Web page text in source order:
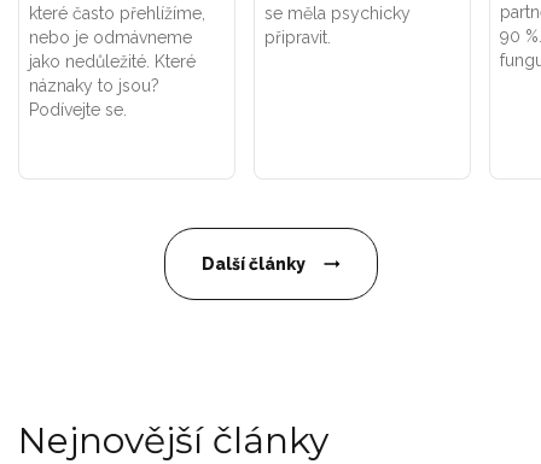
které často přehlížíme,
nebo je odmávneme
jako nedůležité. Které
náznaky to jsou?
Podívejte se.
se měla psychicky
připravit.
90
Další články
Nejnovější články